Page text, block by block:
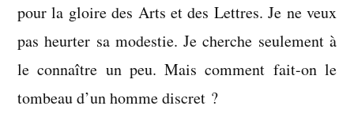
pour la gloire des Arts et des Lettres. Je ne veux
pas heurter sa modestie. Je cherche seulement à
le connaître un peu. Mais comment fait-on le
tombeau d’un homme discret ?